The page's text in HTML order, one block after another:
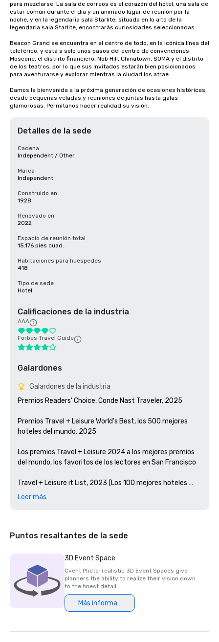
para mezclarse. La sala de correos es el corazón del hotel, una sala de
estar común durante el día y un animado lugar de reunión por la
noche, y en la legendaria sala Starlite, situada en lo alto de la
legendaria sala Starlite, encontrarás curiosidades seleccionadas.
Beacon Grand se encuentra en el centro de todo, en la icónica línea del
teleférico, y está a solo unos pasos del centro de convenciones
Moscone, el distrito financiero, Nob Hill, Chinatown, SOMA y el distrito
de los teatros, por lo que sus invitados estarán bien posicionados
para aventurarse y explorar mientras la ciudad los atrae.
Damos la bienvenida a la próxima generación de ocasiones históricas,
desde pequeñas veladas y reuniones de juntas hasta galas
glamorosas. Permítanos hacer realidad su visión.
Detalles de la sede
Cadena
Independent / Other
Marca
Independent
Construido en
1928
Renovado en
2022
Espacio de reunión total
15.176 pies cuad.
Habitaciones para huéspedes
418
Tipo de sede
Hotel
Calificaciones de la industria
AAA
Forbes Travel Guide
Galardones
Galardones de la industria
Premios Readers' Choice, Conde Nast Traveler, 2025
Premios Travel + Leisure World's Best, los 500 mejores
hoteles del mundo, 2025
Los premios Travel + Leisure 2024 a los mejores premios
del mundo, los favoritos de los lectores en San Francisco
Travel + Leisure it List, 2023 (Los 100 mejores hoteles
nuevos del mundo)
Los mejores bares de Estados Unidos, Esquire 2024
Guía Michelin, 2024 (restauraciones hoteleras favoritas
en 2023)
Premio HSMAI Adrian, 2024
Finalista del Premio Stella de Northstar Meetings Group,
Leer más
Puntos resaltantes de la sede
3D Event Space
Cvent Photo-realistic 3D Event Spaces give
planners the ability to realize their vision down
to the finest detail.
Más información